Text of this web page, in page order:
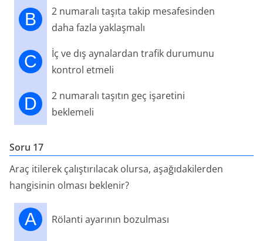
B
2 numaralı taşıta takip mesafesinden
daha fazla yaklaşmalı
C
İç ve dış aynalardan trafik durumunu
kontrol etmeli
D
2 numaralı taşıtın geç işaretini
beklemeli
Soru 17
Araç itilerek çalıştırılacak olursa, aşağıdakilerden
hangisinin olması beklenir?
A Rölanti ayarının bozulması